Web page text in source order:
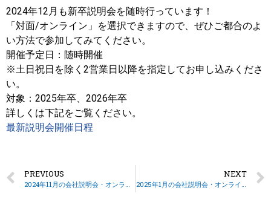
2024年12月も新卒説明会を随時行っています！
「対面/オンライン」を選択できますので、ぜひご都合のよ
い方法で参加してみてください。
開催予定日：随時開催
※土日祝日を除く2営業日以降を指定してお申し込みくださ
い。
対象：2025年卒、2026年卒
詳しくは下記をご覧ください。
最新説明会開催日程
PREVIOUS NEXT